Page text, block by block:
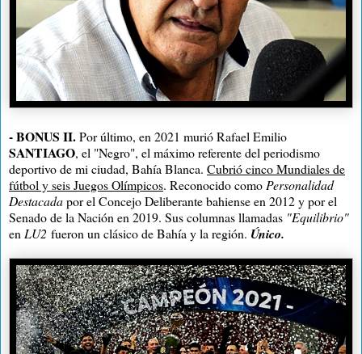
- BONUS II.Por último, en 2021 murió Rafael Emilio
SANTIAGO, el "Negro", el máximo referente del periodismo
deportivo de mi ciudad, Bahía Blanca. Cubrió cinco Mundiales de
fútbol y seis Juegos Olímpicos. Reconocido comoPersonalidad
Destacadapor el Concejo Deliberante bahiense en 2012 y por el
Senado de la Nación en 2019. Sus columnas llamadas "Equilibrio"
enLU2 fueron un clásico de Bahía y la región. Único.